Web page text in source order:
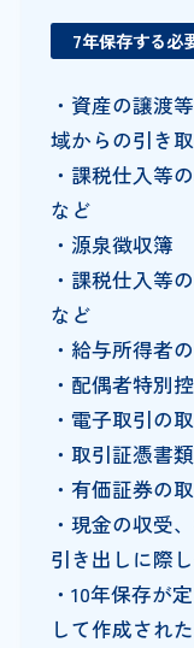
7年保存する必
・資産の譲渡
域からの引き
・課税仕入等
など
・源泉徴収簿
・課税仕入等
など
・給与所得者
・配偶者特別
・電子取引の
・取引証憑書
・有価証券の
・現金の収受
引き出しに際
・10年保存が
して作成され